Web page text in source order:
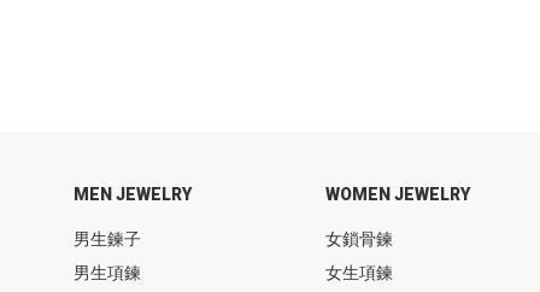
MEN JEWELRY
男生鍊子
男生項鍊
WOMEN JEWELRY
女鎖骨鍊
女生項鍊